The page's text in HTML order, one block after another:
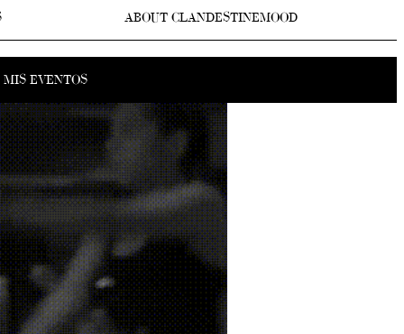
ABOUT CLANDESTINEMOOD
MIS EVENTOS